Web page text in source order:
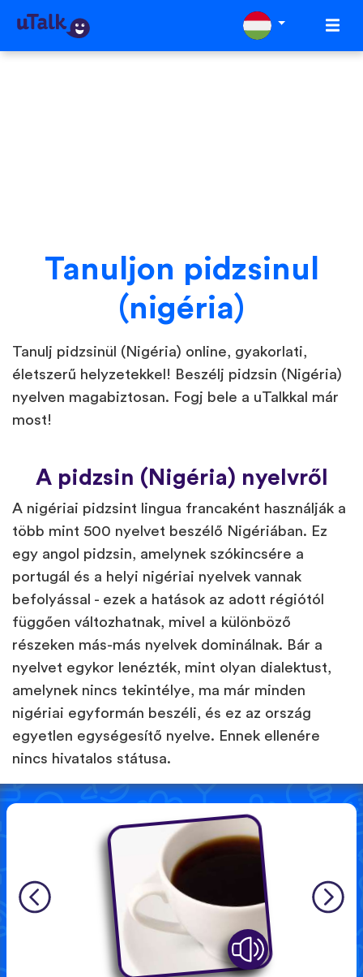
Tanuljon pidzsinul
(nigéria)
Tanulj pidzsinül (Nigéria) online, gyakorlati,
életszerű helyzetekkel! Beszélj pidzsin (Nigéria)
nyelven magabiztosan. Fogj bele a uTalkkal már
most!
A pidzsin (Nigéria) nyelvről
A nigériai pidzsint lingua francaként használják a
több mint 500 nyelvet beszélő Nigériában. Ez
egy angol pidzsin, amelynek szókincsére a
portugál és a helyi nigériai nyelvek vannak
befolyással - ezek a hatások az adott régiótól
függően változhatnak, mivel a különböző
részeken más-más nyelvek dominálnak. Bár a
nyelvet egykor lenézték, mint olyan dialektust,
amelynek nincs tekintélye, ma már minden
nigériai egyformán beszéli, és ez az ország
egyetlen egységesítő nyelve. Ennek ellenére
nincs hivatalos státusa.